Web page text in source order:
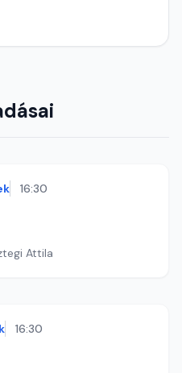
16:30
Attila
16:30